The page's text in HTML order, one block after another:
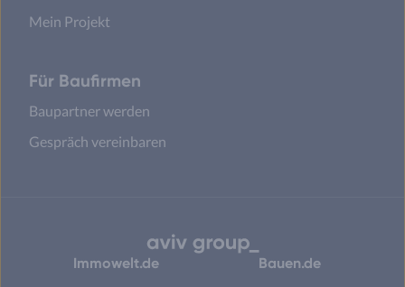
Mein Projekt
Für Baufirmen
Baupartner werden
Gespräch vereinbaren
Immowelt.de Bauen.de